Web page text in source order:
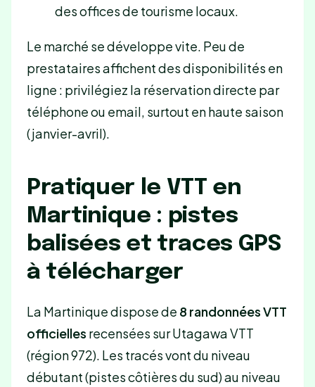
des offices de tourisme locaux.
Le marché se développe vite. Peu de
prestataires affichent des disponibilités en
ligne : privilégiez la réservation directe par
téléphone ou email, surtout en haute saison
(janvier-avril).
Pratiquer le VTT en
Martinique : pistes
balisées et traces GPS
à télécharger
La Martinique dispose de 8 randonnées VTT
officielles recensées sur Utagawa VTT
(région 972). Les tracés vont du niveau
débutant (pistes côtières du sud) au niveau